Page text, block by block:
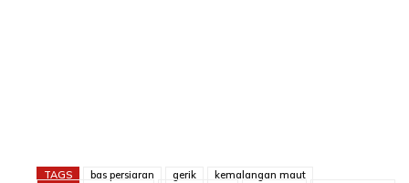
TAGS bas persiaran gerik
kemalangan maut